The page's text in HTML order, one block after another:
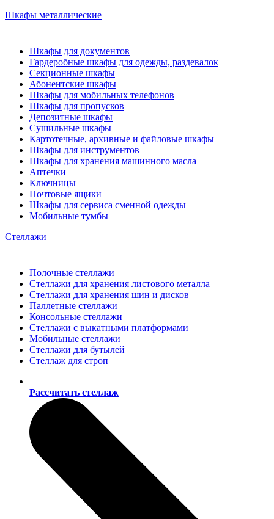
Шкафы металлические
Шкафы для документов
Гардеробные шкафы для одежды, раздевалок
Секционные шкафы
Абонентские шкафы
Шкафы для мобильных телефонов
Шкафы для пропусков
Депозитные шкафы
Сушильные шкафы
Картотечные, архивные и файловые шкафы
Шкафы для инструментов
Шкафы для хранения машинного масла
Аптечки
Ключницы
Почтовые ящики
Шкафы для сервиса сменной одежды
Мобильные тумбы
Стеллажи
Полочные стеллажи
Стеллажи для хранения листового металла
Стеллажи для хранения шин и дисков
Паллетные стеллажи
Консольные стеллажи
Стеллажи с выкатными платформами
Мобильные стеллажи
Стеллажи для бутылей
Стеллаж для строп
Рассчитать стеллаж